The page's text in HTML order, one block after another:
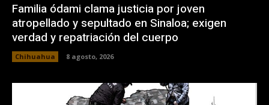
Familia ódami clama justicia por joven
atropellado y sepultado en Sinaloa; exigen
verdad y repatriación del cuerpo
Chihuahua 8 agosto, 2026